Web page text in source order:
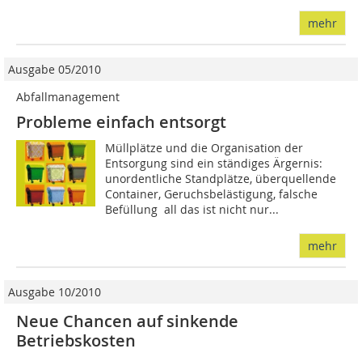
mehr
Ausgabe 05/2010
Abfallmanagement
Probleme einfach entsorgt
Müllplätze und die Organisation der
Entsorgung sind ein ständiges Ärgernis:
unordentliche Standplätze, überquellende
Container, Geruchsbelästigung, falsche
Befüllung  all das ist nicht nur...
mehr
Ausgabe 10/2010
Neue Chancen auf sinkende
Betriebskosten